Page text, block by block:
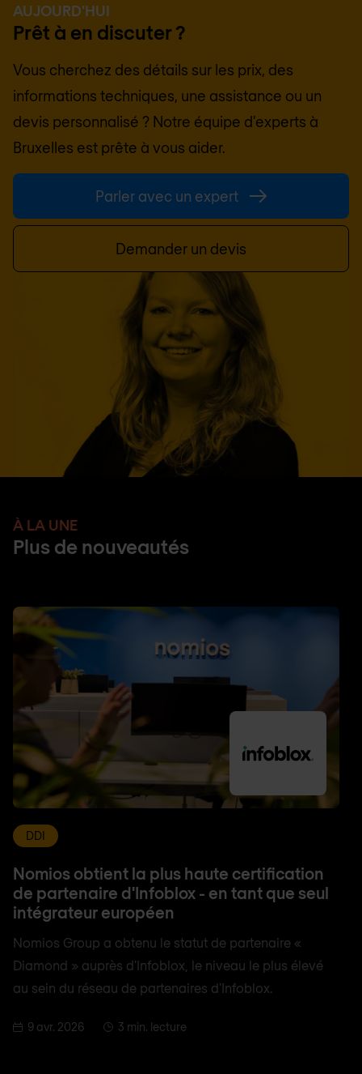
AUJOURD'HUI
Prêt à en discuter ?
Vous cherchez des détails sur les prix, des
informations techniques, une assistance ou un
devis personnalisé ? Notre équipe d'experts à
Bruxelles est prête à vous aider.
Parler avec un expert
Demander un devis
À LA UNE
Plus de nouveautés
DDI
Nomios obtient la plus haute certification
de partenaire d'Infoblox - en tant que seul
intégrateur européen
Nomios Group a obtenu le statut de partenaire «
Diamond » auprès d'Infoblox, le niveau le plus élevé
au sein du réseau de partenaires d'Infoblox.
9 avr. 2026 3 min. lecture